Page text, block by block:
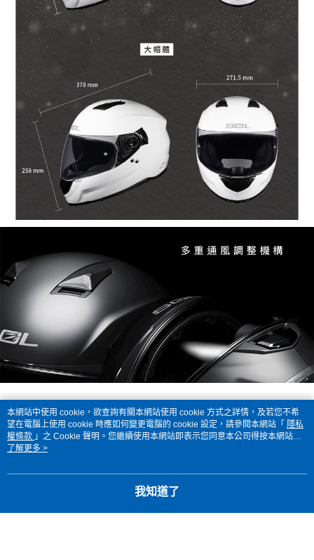
本網站中使用 cookie，欲查詢有關本網站使用 cookie 方式之詳情，及若您不希
望在電腦上使用 cookie 時應如何變更電腦的 cookie 設定，請參閱本網站「 隱私
權條款 」之 Cookie 聲明。您繼續使用本網站即表示您同意本公司得按本網站使
用條款之 Cookie 聲明使用 cookie。
了解更多 >
我知道了